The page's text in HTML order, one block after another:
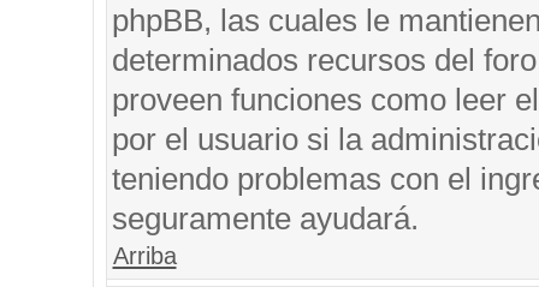
phpBB, las cuales le
determinados recursos del
proveen funciones como leer
por el usuario si la
teniendo problemas con el
seguramente ayudará.
Arriba